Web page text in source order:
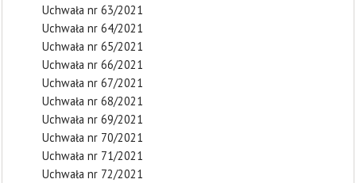
Uchwała nr 63/2021
Uchwała nr 64/2021
Uchwała nr 65/2021
Uchwała nr 66/2021
Uchwała nr 67/2021
Uchwała nr 68/2021
Uchwała nr 69/2021
Uchwała nr 70/2021
Uchwała nr 71/2021
Uchwała nr 72/2021